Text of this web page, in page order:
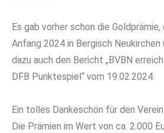
Es gab vorher schon die
Anfang 2024 in Bergisch Neukirchen
dazu auch den Bericht „BVBN
DFB Punktespiel“ vom 19.02.2024.
Ein tolles Dankeschön für den
Die Prämien im Wert von ca. 2.000